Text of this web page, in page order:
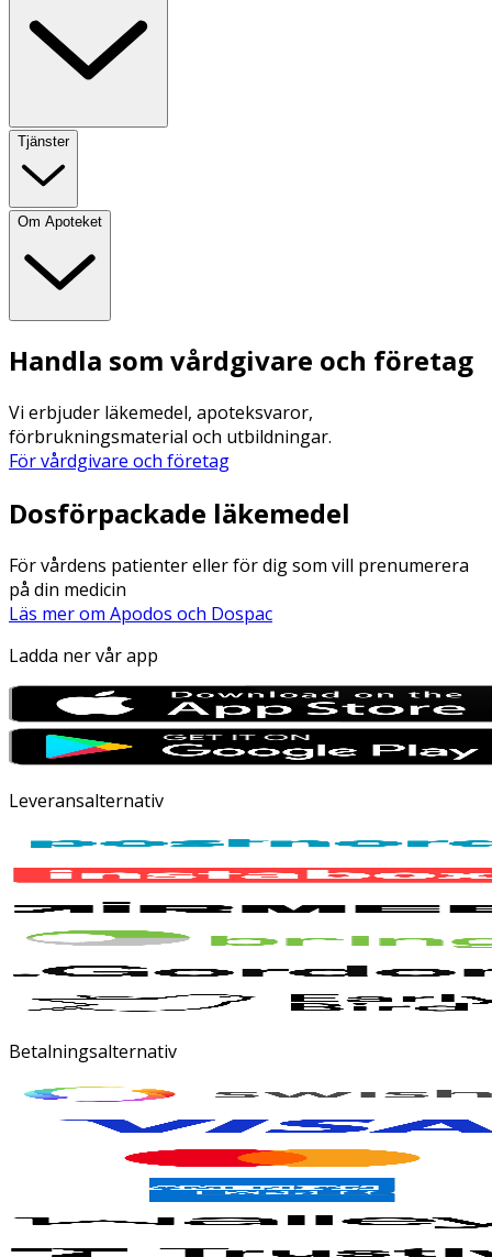
Tjänster
Om Apoteket
Handla som vårdgivare och företag
Vi erbjuder läkemedel, apoteksvaror,
förbrukningsmaterial och utbildningar.
För vårdgivare och företag
Dosförpackade läkemedel
För vårdens patienter eller för dig som vill prenumerera
på din medicin
Läs mer om Apodos och Dospac
Ladda ner vår app
Leveransalternativ
Betalningsalternativ